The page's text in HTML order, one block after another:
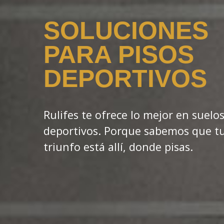
SOLUCIONES
PARA PISOS
DEPORTIVOS
Rulifes te ofrece lo mejor en suelos
deportivos. Porque sabemos que
triunfo está allí, donde pisas.